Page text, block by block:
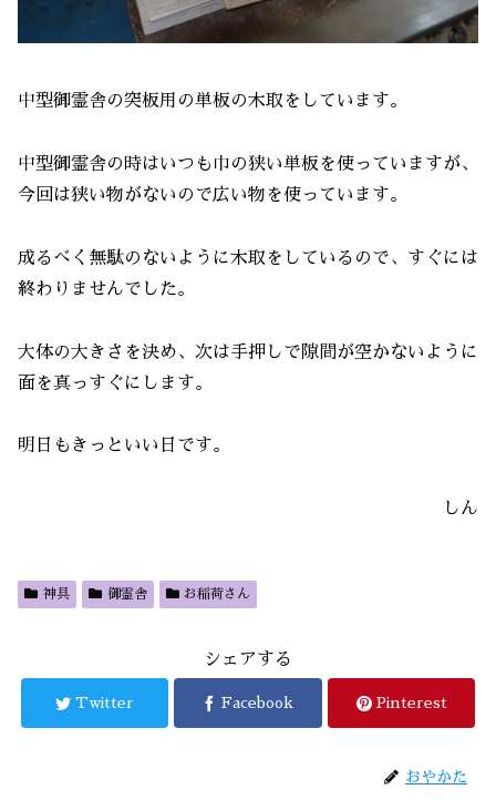
中型御霊舎の突板用の単板の木取をしています。
中型御霊舎の時はいつも巾の狭い単板を使っていますが、
今回は狭い物がないので広い物を使っています。
成るべく無駄のないように木取をしているので、すぐには
終わりませんでした。
大体の大きさを決め、次は手押しで隙間が空かないように
面を真っすぐにします。
明日もきっといい日です。
しん
神具 御霊舎 お稲荷さん
シェアする
Twitter Facebook Pinterest
おやかた